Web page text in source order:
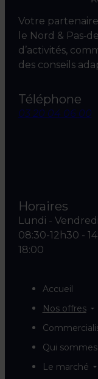
Votre
le Nord &
d’activités,
des conseils
Téléphone
03 20 04 06 00
Horaires
Lundi - Vendredi
08:30-12h30 -
18:00
Accueil
Nos offres
Qui
Le marché